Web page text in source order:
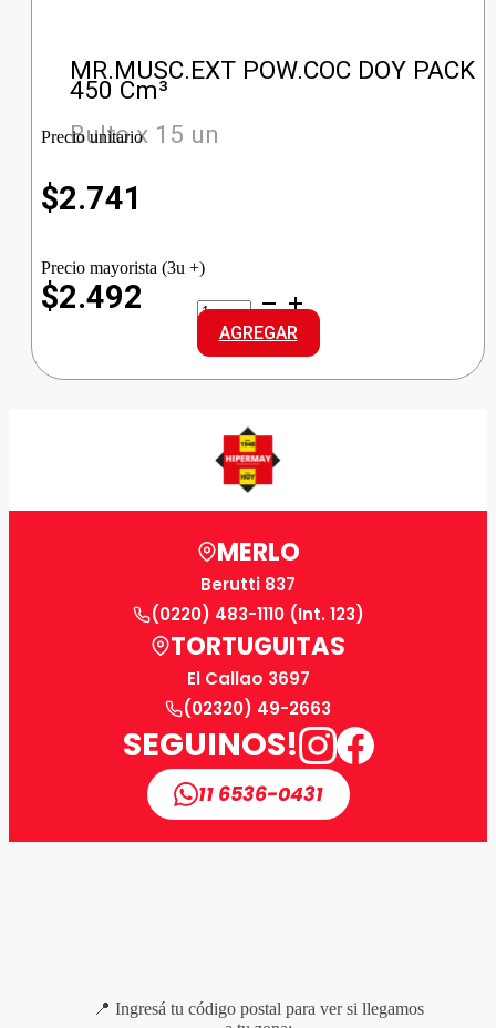
MR.MUSC.EXT POW.COC DOY PACK
450 Cm³
Bulto x 15 un
Precio unitario
$2.741
Precio mayorista (3u +)
$2.492
MR.MUSC.EXT
POW.COC
DOY
PACK
cantidad
AGREGAR
MERLO
Berutti 837
(0220) 483-1110 (Int. 123)
TORTUGUITAS
El Callao 3697
(02320) 49-2663
SEGUINOS!
11 6536-0431
📍 Ingresá tu código postal para ver si llegamos